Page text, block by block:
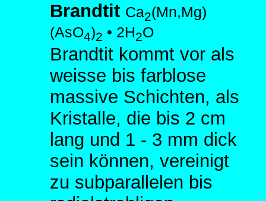
Brandtit Ca2(Mn,Mg)
(AsO4)2 • 2H2O
Brandtit kommt vor als
weisse bis farblose
massive Schichten, als
Kristalle, die bis 2 cm
lang und 1 - 3 mm dick
sein können, vereinigt
zu subparallelen bis